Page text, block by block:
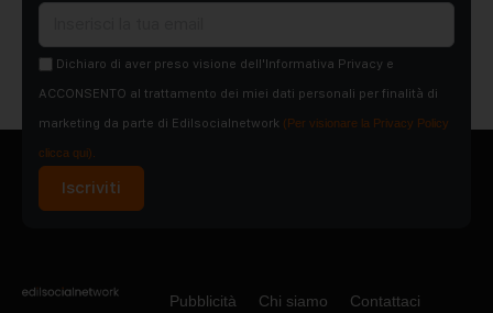
Dichiaro di aver preso visione dell'Informativa Privacy e
ACCONSENTO al trattamento dei miei dati personali per finalità di
marketing da parte di Edilsocialnetwork (Per visionare la Privacy Policy
clicca qui).
Iscriviti
Pubblicità Chi siamo Contattaci